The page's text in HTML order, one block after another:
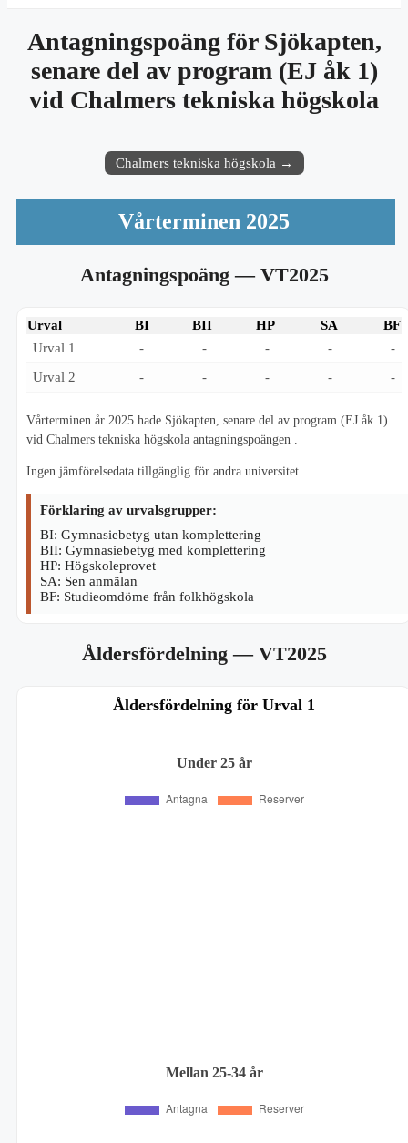
Antagningspoäng för Sjökapten,
senare del av program (EJ åk 1)
vid Chalmers tekniska högskola
Chalmers tekniska högskola →
Vårterminen 2025
Antagningspoäng— VT2025
Urval BI BII HP SA
BF
Urval 1
- - - -
-
Urval 2
- - - - -
Vårterminen år 2025 hade Sjökapten, senare del av program (EJ åk 1)
vid Chalmers tekniska högskola antagningspoängen .
Ingen jämförelsedata tillgänglig för andra universitet.
Förklaring av urvalsgrupper:
BI: Gymnasiebetyg utan komplettering
BII: Gymnasiebetyg med komplettering
HP: Högskoleprovet
SA: Sen anmälan
BF: Studieomdöme från folkhögskola
Åldersfördelning— VT2025
Åldersfördelning för Urval 1
Under 25 år
Mellan 25-34 år